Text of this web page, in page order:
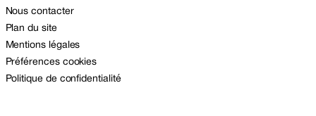
Nous contacter
Plan du site
Mentions légales
Préférences cookies
Politique de confidentialité